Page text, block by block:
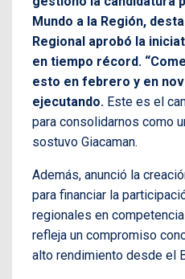
Mundo a la Región,
Regional aprobó la
en tiempo récord.
esto en febrero y en
ejecutando. Este es el
para consolidarnos como
sostuvo Giacaman.
Además, anunció la
para financiar la
regionales en
refleja un compromiso
alto rendimiento desde el